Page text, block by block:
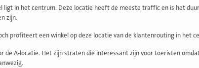
ligt in het centrum. Deze locatie heeft de meeste traffic en is het
zijn.
profiteert een winkel op deze locatie van de klantenrouting in het
de A-locatie. Het zijn straten die interessant zijn voor toeristen